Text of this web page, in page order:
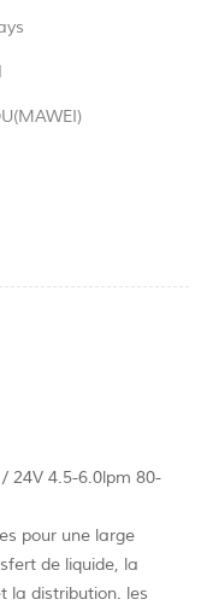
24V 4.5-6.0lpm 80-
pour une large
de liquide, la
la distribution. les